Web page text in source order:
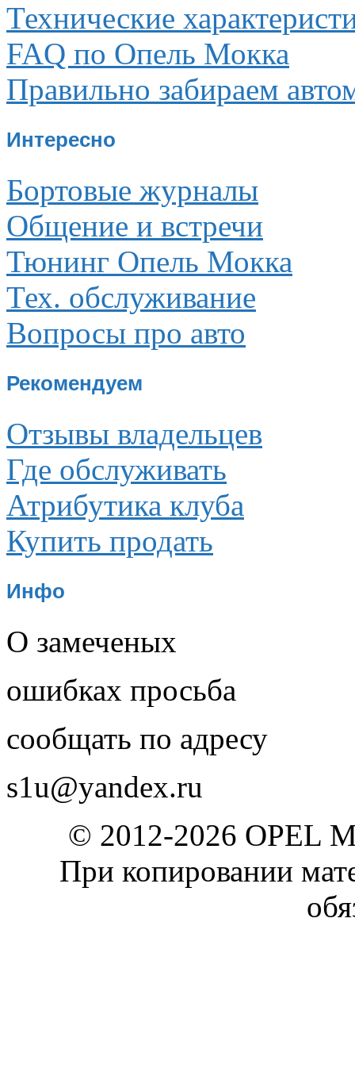
Технические
FAQ по Опель Мокка
Правильно забираем
Интересно
Бортовые журналы
Общение и встречи
Тюнинг Опель Мокка
Тех. обслуживание
Вопросы про авто
Рекомендуем
Отзывы владельцев
Где обслуживать
Атрибутика клуба
Купить продать
Инфо
О замеченых
ошибках просьба
сообщать по адресу
s1u@yandex.ru
© 2012-2026 OPEL
При копировании